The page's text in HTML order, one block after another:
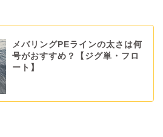
メバリングPEラインの太さは何
号がおすすめ？【ジグ単・フロ
ート】